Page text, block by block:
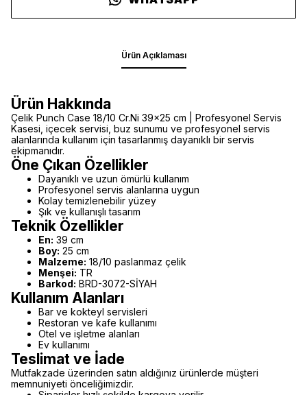
Ürün Açıklaması
Ürün Hakkında
Çelik Punch Case 18/10 Cr.Ni 39x25 cm | Profesyonel Servis
Kasesi, içecek servisi, buz sunumu ve profesyonel servis
alanlarında kullanım için tasarlanmış dayanıklı bir servis
ekipmanıdır.
Öne Çıkan Özellikler
Dayanıklı ve uzun ömürlü kullanım
Profesyonel servis alanlarına uygun
Kolay temizlenebilir yüzey
Şık ve kullanışlı tasarım
Teknik Özellikler
En: 39 cm
Boy: 25 cm
Malzeme: 18/10 paslanmaz çelik
Menşei: TR
Barkod: BRD-3072-SİYAH
Kullanım Alanları
Bar ve kokteyl servisleri
Restoran ve kafe kullanımı
Otel ve işletme alanları
Ev kullanımı
Teslimat ve İade
Mutfakzade üzerinden satın aldığınız ürünlerde müşteri
memnuniyeti önceliğimizdir.